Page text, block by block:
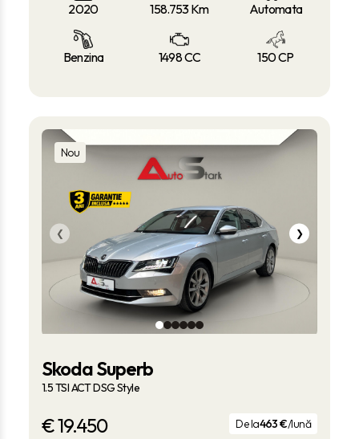
2020 158.753Km Automata
Benzina 1498 CC 150 CP
❮ ❯
Nou
Skoda Superb
1.5 TSI ACT DSG Style
€19.450 De la463 €/lună